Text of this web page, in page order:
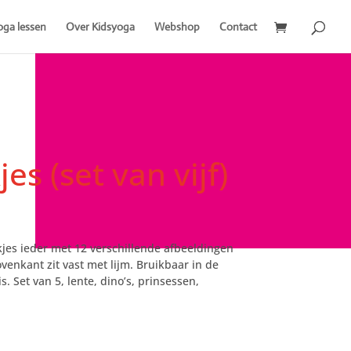
lessen Over Kidsyoga Webshop Contact
(set van vijf)
ieder met 12 verschillende afbeeldingen
zit vast met lijm. Bruikbaar in de
Set van 5, lente, dino’s, prinsessen,